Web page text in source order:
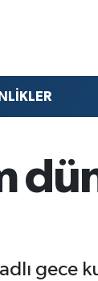
gece